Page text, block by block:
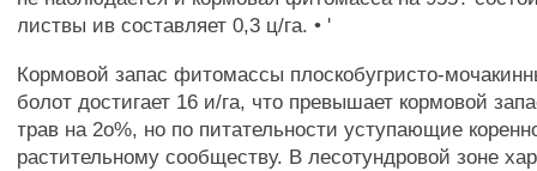
листвы ив составляет 0,3 ц/га. • '
Кормовой запас фитомассы плоскобугристо-
болот достигает 16 и/га, что превышает кормовой
трав на 2о%, но по питательности уступающие
растительному сообществу. В лесотундровой зоне